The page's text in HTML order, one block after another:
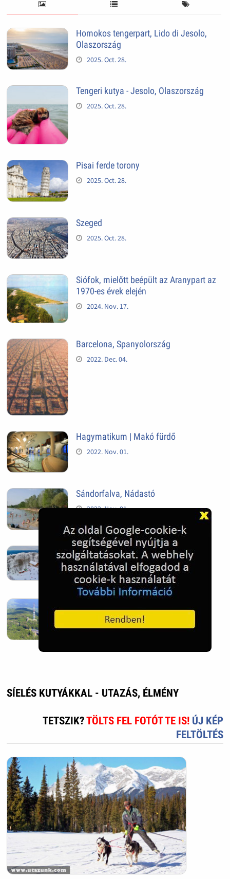
Homokos tengerpart, Lido di Jesolo,
Olaszország
2025. Oct. 28.
Tengeri kutya - Jesolo, Olaszország
2025. Oct. 28.
Pisai ferde torony
2025. Oct. 28.
Szeged
2025. Oct. 28.
Siófok, mielőtt beépült az Aranypart az
1970-es évek elején
2024. Nov. 17.
Barcelona, Spanyolország
2022. Dec. 04.
Hagymatikum | Makó fürdő
2022. Nov. 01.
Sándorfalva, Nádastó
2022. Nov. 01.
Hóban gyakran gazdag télen a
Kékestető
2022. Nov. 01.
2022. Nov. 01.
SÍELÉS KUTYÁKKAL - UTAZÁS, ÉLMÉNY
TETSZIK?TÖLTS FEL FOTÓT TE IS! ÚJ KÉP
FELTÖLTÉS